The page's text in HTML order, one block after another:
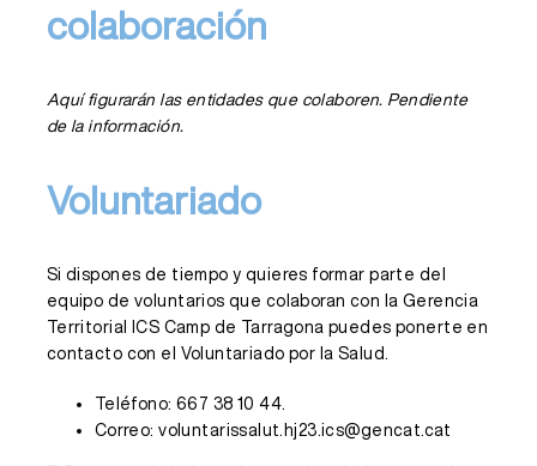
colaboración
Aquí figurarán las entidades que colaboren. Pendiente
de la información.
Voluntariado
Si dispones de tiempo y quieres formar parte del
equipo de voluntarios que colaboran con la Gerencia
Territorial ICS Camp de Tarragona puedes ponerte en
contacto con el Voluntariado por la Salud.
Teléfono: 667 38 10 44.
Correo:voluntarissalut.hj23.ics@gencat.cat